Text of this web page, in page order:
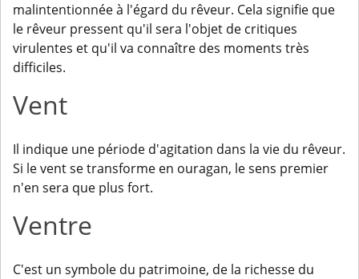
malintentionnée à l'égard du rêveur. Cela signifie que
le rêveur pressent qu'il sera l'objet de critiques
virulentes et qu'il va connaître des moments très
difficiles.
Vent
Il indique une période d'agitation dans la vie du rêveur.
Si le vent se transforme en ouragan, le sens premier
n'en sera que plus fort.
Ventre
C'est un symbole du patrimoine, de la richesse du